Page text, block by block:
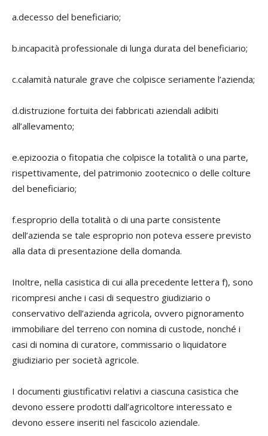
a.decesso del beneficiario;
b.incapacità professionale di lunga durata del beneficiario;
c.calamità naturale grave che colpisce seriamente l’azienda;
d.distruzione fortuita dei fabbricati aziendali adibiti
all’allevamento;
e.epizoozia o fitopatia che colpisce la totalità o una parte,
rispettivamente, del patrimonio zootecnico o delle colture
del beneficiario;
f.esproprio della totalità o di una parte consistente
dell’azienda se tale esproprio non poteva essere previsto
alla data di presentazione della domanda.
Inoltre, nella casistica di cui alla precedente lettera f), sono
ricompresi anche i casi di sequestro giudiziario o
conservativo dell’azienda agricola, ovvero pignoramento
immobiliare del terreno con nomina di custode, nonché i
casi di nomina di curatore, commissario o liquidatore
giudiziario per società agricole.
I documenti giustificativi relativi a ciascuna casistica che
devono essere prodotti dall’agricoltore interessato e
devono essere inseriti nel fascicolo aziendale.